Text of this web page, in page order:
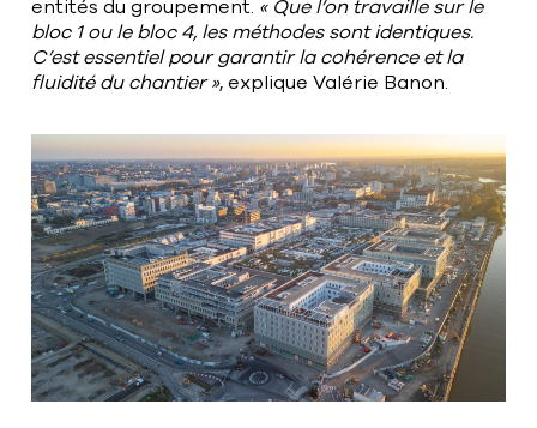
entités du groupement. « Que l’on travaille sur le
bloc 1 ou le bloc 4, les méthodes sont identiques.
C’est essentiel pour garantir la cohérence et la
fluidité du chantier », explique Valérie Banon.